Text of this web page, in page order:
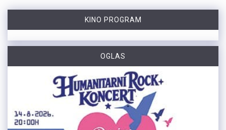
KINO PROGRAM
OGLAS